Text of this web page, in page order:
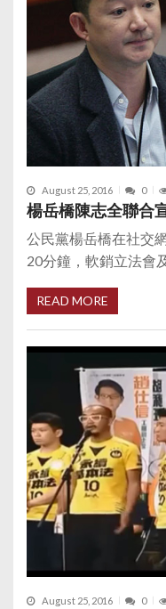
August 25, 2016 0
楊岳橋陳志全聯合
公民黨楊岳橋在社交
20分鐘，軟銷立法會
READ MORE
August 25, 2016 0